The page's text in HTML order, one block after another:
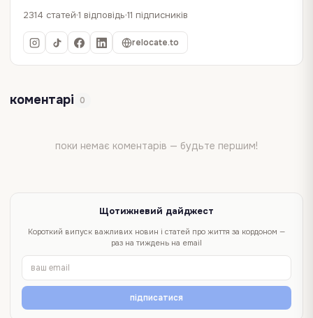
2314 статей 1 відповідь 11 підписників
relocate.to
коментарі 0
поки немає коментарів — будьте першим!
Щотижневий дайджест
Короткий випуск важливих новин і статей про життя за кордоном —
раз на тиждень на email
підписатися